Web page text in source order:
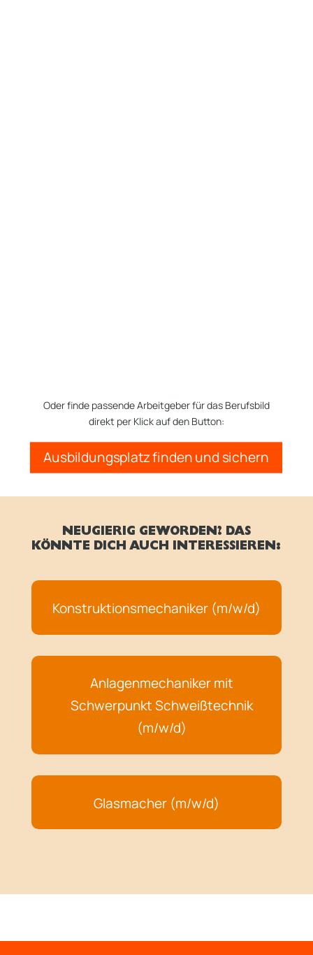
Oder finde passende Arbeitgeber für das Berufsbild
direkt per Klick auf den Button:
Ausbildungsplatz finden und sichern
NEUGIERIG GEWORDEN? DAS
KÖNNTE DICH AUCH INTERESSIEREN:
Konstruktionsmechaniker (m/w/d)
Anlagenmechaniker mit
Schwerpunkt Schweißtechnik
(m/w/d)
Glasmacher (m/w/d)